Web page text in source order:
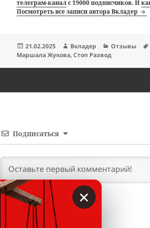
телеграм-каналс 19000 подписчиков. И
Посмотреть все записи автора Вкладер
Опубликовано
21.02.2025 Автор
Вкладер Рубрики
Отзывы
Маршала Жукова,Стоп Развод
Подписаться
КОММЕНТАРИЕВ
×